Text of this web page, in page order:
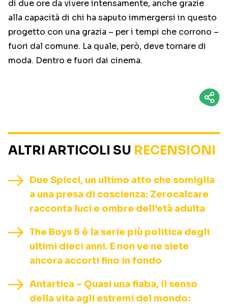
di due ore da vivere intensamente, anche grazie
alla capacità di chi ha saputo immergersi in questo
progetto con una grazia – per i tempi che corrono –
fuori dal comune. La quale, però, deve tornare di
moda. Dentro e fuori dai cinema.
ALTRI ARTICOLI SU RECENSIONI
Due Spicci, un ultimo atto che somiglia
a una presa di coscienza: Zerocalcare
racconta luci e ombre dell’età adulta
The Boys 5 è la serie più politica degli
ultimi dieci anni. E non ve ne siete
ancora accorti fino in fondo
Antartica – Quasi una fiaba, il senso
della vita agli estremi del mondo: